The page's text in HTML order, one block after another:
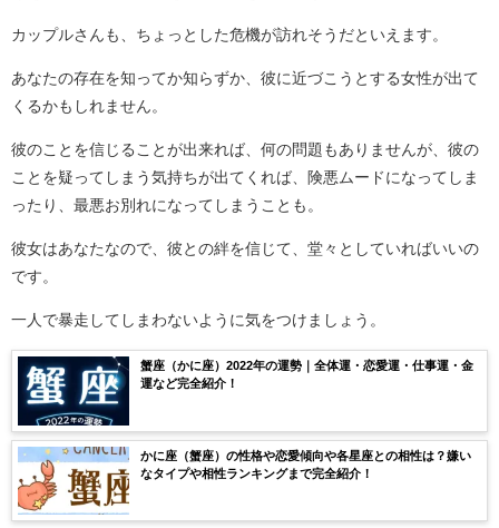
カップルさんも、ちょっとした危機が訪れそうだといえます。
あなたの存在を知ってか知らずか、彼に近づこうとする女性が出て
くるかもしれません。
彼のことを信じることが出来れば、何の問題もありませんが、彼の
ことを疑ってしまう気持ちが出てくれば、険悪ムードになってしま
ったり、最悪お別れになってしまうことも。
彼女はあなたなので、彼との絆を信じて、堂々としていればいいの
です。
一人で暴走してしまわないように気をつけましょう。
蟹座（かに座）2022年の運勢｜全体運・恋愛運・仕事運・金
運など完全紹介！
かに座（蟹座）の性格や恋愛傾向や各星座との相性は？嫌い
なタイプや相性ランキングまで完全紹介！